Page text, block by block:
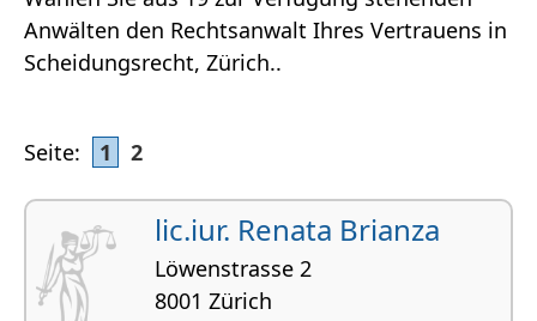
Anwälten den Rechtsanwalt Ihres Vertrauens in
Scheidungsrecht, Zürich..
Seite: 1 2
lic.iur. Renata Brianza
Löwenstrasse 2
8001 Zürich